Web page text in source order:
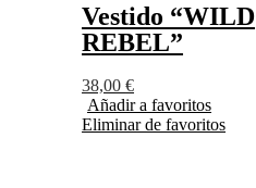
Vestido “WILD
REBEL”
38,00€
Añadir a favoritos
Eliminar de favoritos